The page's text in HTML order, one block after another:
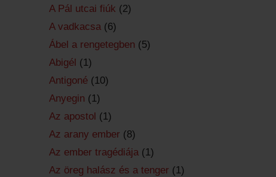
A Pál utcai fiúk (2)
A vadkacsa (6)
Ábel a rengetegben (5)
Abigél (1)
Antigoné (10)
Anyegin (1)
Az apostol (1)
Az arany ember (8)
Az ember tragédiája (1)
Az öreg halász és a tenger (1)